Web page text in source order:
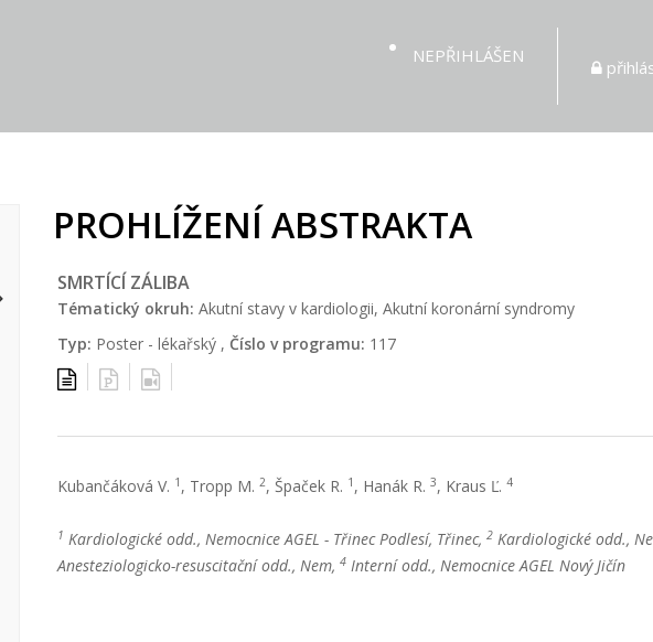
NEPŘIHLÁŠEN
PROHLÍŽENÍ ABSTRAKTA
SMRTÍCÍ ZÁLIBA
Tématický okruh: Akutní stavy v kardiologii, Akutní koronární syndromy
Typ: Poster - lékařský , Číslo v programu: 117
Kubančáková V. 1 , Tropp M. 2, Špaček R. 1 , Hanák R. 3, Kraus Ľ. 4
1 Kardiologické odd., Nemocnice AGEL - Třinec Podlesí, Třinec, 2 Kardiologické odd.,
Anesteziologicko-resuscitační odd., Nem, 4 Interní odd., Nemocnice AGEL Nový Jičín